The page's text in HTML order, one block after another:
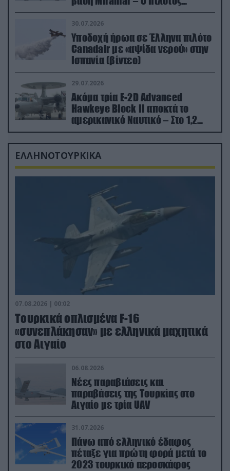
εκτινάχθηκε εγκαίρως
30.07.2026
Υποδοχή ήρωα σε Έλληνα πιλότο
Canadair με «αψίδα νερού» στην
Ισπανία (βίντεο)
29.07.2026
Ακόμα τρία E-2D Advanced
Hawkeye Block II αποκτά το
αμερικανικό Ναυτικό – Στο 1,2
δισ.δολάρια το κόστος
ΕΛΛΗΝΟΤΟΥΡΚΙΚΑ
07.08.2026 | 00:02
Τουρκικά οπλισμένα F-16
«συνεπλάκησαν» με ελληνικά μαχητικά
στο Αιγαίο
06.08.2026
Νέες παραβιάσεις και
παραβάσεις της Τουρκίας στο
Αιγαίο με τρία UAV
31.07.2026
Πάνω από ελληνικό έδαφος
πέταξε για πρώτη φορά μετά το
2023 τουρκικό αεροσκάφος